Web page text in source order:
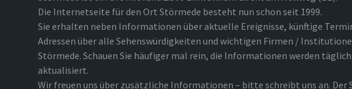
Die Internetseite für den Ort Störmede besteht nun schon seit 1999.
Sie erhalten neben Informationen über aktuelle Ereignisse, künftige
Adressen über alle Sehenswürdigkeiten und wichtigen Firmen /
Störmede. Schauen Sie häufiger mal rein, die Informationen werden täglich
aktualisiert.
Wir freuen uns über zusätzliche Informationen – bitte schreibt uns an. Der